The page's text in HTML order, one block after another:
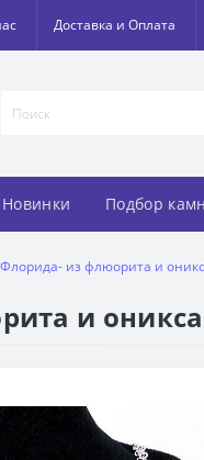
Доставка и Оплата
Новинки Подбор
из флюорита и
и